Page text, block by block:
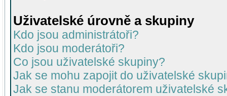
Uživatelské úrovně a skupiny
Kdo jsou administrátoři?
Kdo jsou moderátoři?
Co jsou uživatelské skupiny?
Jak se mohu zapojit do uživatelské
Jak se stanu moderátorem uživatelské